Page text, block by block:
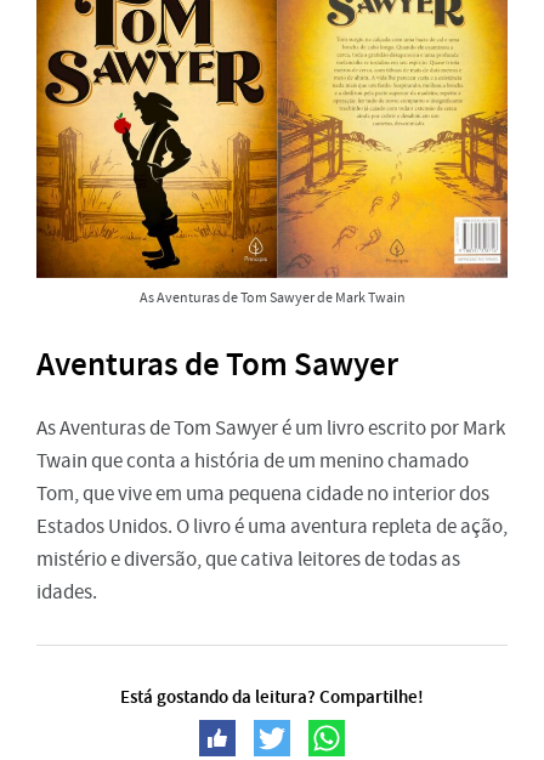
As Aventuras de Tom Sawyer de Mark Twain
Aventuras de Tom Sawyer
As Aventuras de Tom Sawyer é um livro escrito por Mark
Twain que conta a história de um menino chamado
Tom, que vive em uma pequena cidade no interior dos
Estados Unidos. O livro é uma aventura repleta de ação,
mistério e diversão, que cativa leitores de todas as
idades.
Está gostando da leitura? Compartilhe!